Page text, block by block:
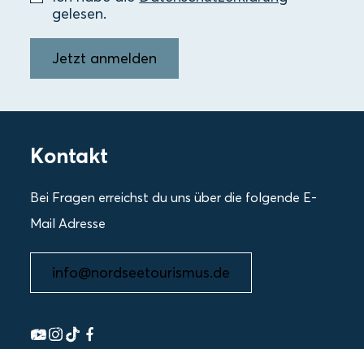
gelesen.
Jetzt anmelden
Kontakt
Bei Fragen erreichst du uns über die folgende E-
Mail Adresse
info@nordseetourismus.de